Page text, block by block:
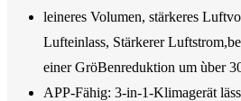
leineres Volumen, stärkeres
Lufteinlass, Stärkerer
einer GröBenreduktion um ùber
APP-Fähig: 3-in-1-Klimagerät